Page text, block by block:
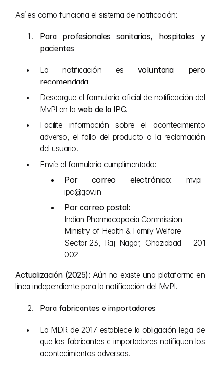
Así es como funciona el sistema de notificación:
Para profesionales sanitarios, hospitales y
pacientes
La notificación es voluntaria pero
recomendada.
Descargue el formulario oficial de notificación del
MvPI en la web de la IPC.
Facilite información sobre el acontecimiento
adverso, el fallo del producto o la reclamación
del usuario.
Envíe el formulario cumplimentado:
Por correo electrónico: mvpi-
ipc@gov.in
Por correo postal:
Indian Pharmacopoeia Commission
Ministry of Health & Family Welfare
Sector-23, Raj Nagar, Ghaziabad – 201
002
Actualización (2025): Aún no existe una plataforma en
línea independiente para la notificación del MvPI.
Para fabricantes e importadores
La MDR de 2017 establece la obligación legal de
que los fabricantes e importadores notifiquen los
acontecimientos adversos.